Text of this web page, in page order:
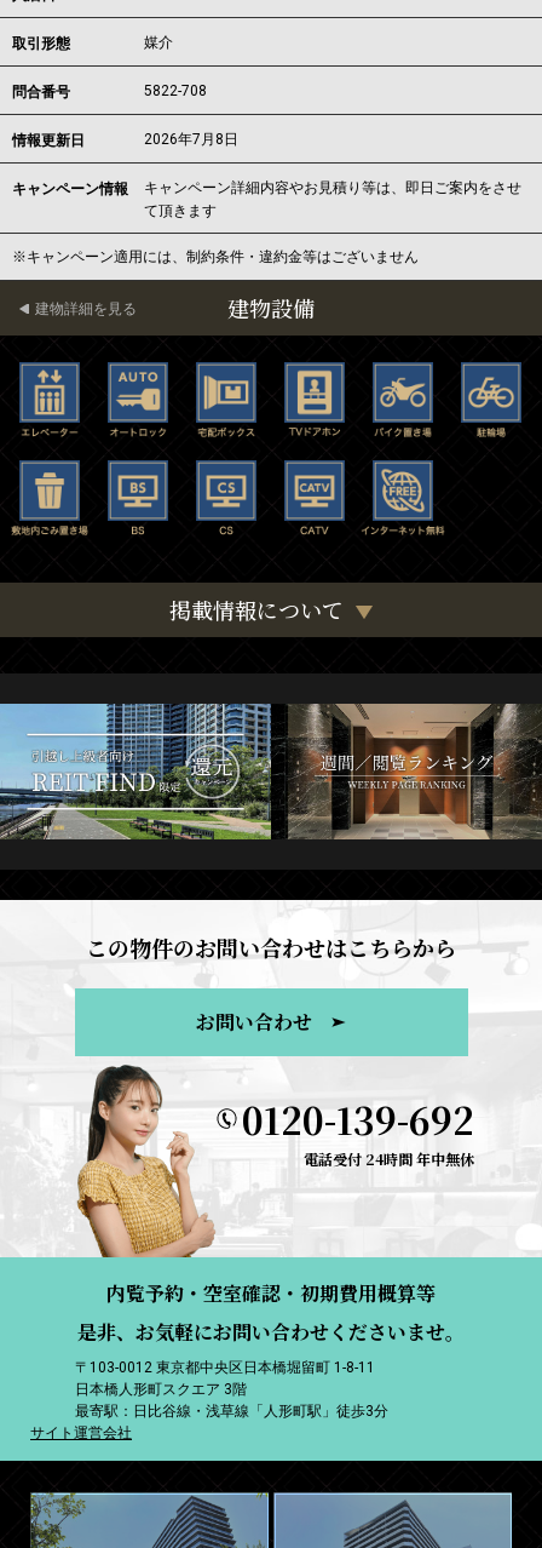
取引形態 媒介
問合番号 5822-708
情報更新日 2026年7月8日
キャンペーン情報
キャンペーン詳細内容やお見積り等は、即日ご案内をさせ
て頂きます
※キャンペーン適用には、制約条件・違約金等はございません
建物設備
建物詳細を見る
掲載情報について
この物件のお問い合わせはこちらから
お問い合わせ
0120-139-692
電話受付 24時間 年中無休
内覧予約・空室確認・初期費用概算等
是非、お気軽にお問い合わせくださいませ。
〒103-0012 東京都中央区日本橋堀留町 1-8-11
日本橋人形町スクエア 3階
最寄駅：日比谷線・浅草線「人形町駅」徒歩3分
サイト運営会社